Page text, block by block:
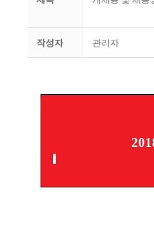
작성자 관리자